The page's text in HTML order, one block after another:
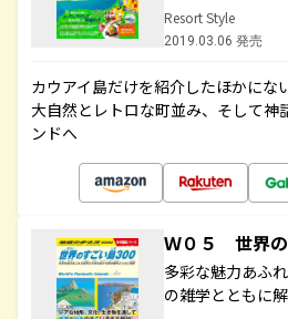
Resort Style
2019.03.06 発売
カウアイ島だけを紹介したほかにな
大自然とレトロな町並み、そして神
ンドへ
Ｗ０５ 世界
多彩な魅力あふ
の雑学とともに